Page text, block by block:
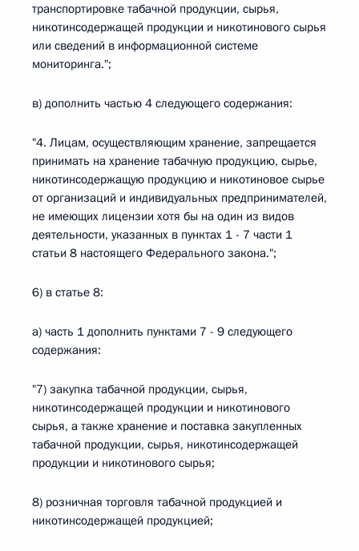
транспортировке табачной продукции, сырья,
никотинсодержащей продукции и никотинового сырья
или сведений в информационной системе
мониторинга.";
в) дополнить частью 4 следующего содержания:
"4. Лицам, осуществляющим хранение, запрещается
принимать на хранение табачную продукцию, сырье,
никотинсодержащую продукцию и никотиновое сырье
от организаций и индивидуальных предпринимателей,
не имеющих лицензии хотя бы на один из видов
деятельности, указанных в пунктах 1 - 7 части 1
статьи 8 настоящего Федерального закона.";
6) в статье 8:
а) часть 1 дополнить пунктами 7 - 9 следующего
содержания:
"7) закупка табачной продукции, сырья,
никотинсодержащей продукции и никотинового
сырья, а также хранение и поставка закупленных
табачной продукции, сырья, никотинсодержащей
продукции и никотинового сырья;
8) розничная торговля табачной продукцией и
никотинсодержащей продукцией;